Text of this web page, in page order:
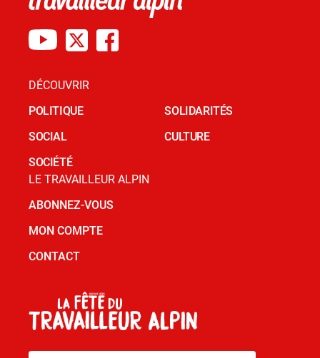
DÉCOUVRIR
POLITIQUE
SOCIAL
SOCIÉTÉ
SOLIDARITÉS
CULTURE
LE TRAVAILLEUR ALPIN
ABONNEZ-VOUS
MON COMPTE
CONTACT